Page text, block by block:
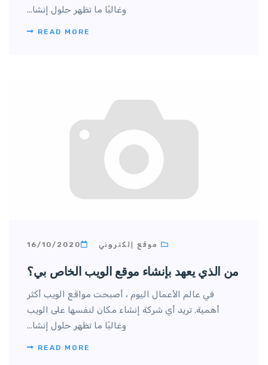
وغالبًا ما تظهر حلول إنشا...
READ MORE
موقع إلكتروني 16/10/2020
من الذي يعهد بإنشاء موقع الويب الخاص بي؟
في عالم الأعمال اليوم ، أصبحت مواقع الويب أكثر
أهمية. تريد أي شركة إنشاء مكان لنفسها على الويب
وغالبًا ما تظهر حلول إنشا...
READ MORE